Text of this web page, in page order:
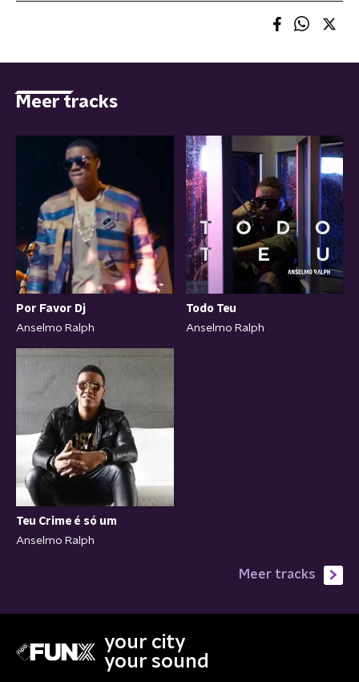
Meer tracks
Por Favor Dj
Anselmo Ralph
Todo Teu
Anselmo Ralph
Teu Crime é só um
Anselmo Ralph
Meer tracks
your city
your sound